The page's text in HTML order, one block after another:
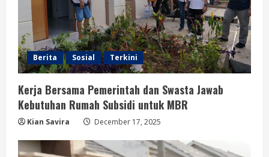
Berita Sosial Terkini
Kerja Bersama Pemerintah dan Swasta Jawab
Kebutuhan Rumah Subsidi untuk MBR
Kian Savira December 17, 2025